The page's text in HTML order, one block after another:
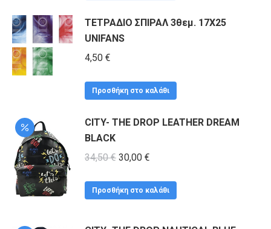
μπορούν
σελίδα
προϊόντος
ΤΕΤΡΑΔΙΟ ΣΠΙΡΑΛ 3θεμ. 17X25
UNIFANS
4,50 €
Προσθήκη στο καλάθι
CITY- THE DROP LEATHER DREAM
BLACK
34,50€ Original
was:
30,00 €
τιμή
30,00 €.
Προσθήκη στο καλάθι